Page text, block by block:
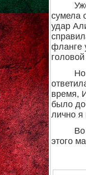
сумела
удар
фланге
время,
было
лично я
этого